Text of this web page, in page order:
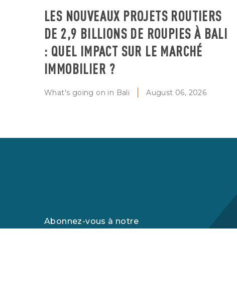
LES NOUVEAUX PROJETS ROUTIERS
DE 2,9 BILLIONS DE ROUPIES À BALI
: QUEL IMPACT SUR LE MARCHÉ
IMMOBILIER ?
What's going on in Bali August 06, 2026
Abonnez-vous à notre